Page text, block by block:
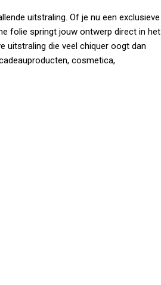
uitstraling. Of je nu een exclusieve
folie springt jouw ontwerp direct in het
uitstraling die veel chiquer oogt dan
cosmetica,